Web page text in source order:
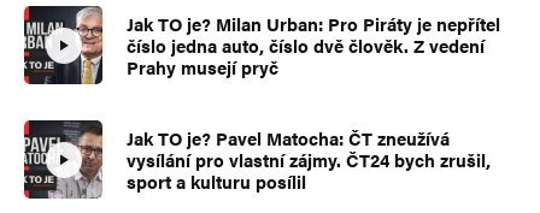
Jak TO je? Milan Urban: Pro Piráty je nepřítel
číslo jedna auto, číslo dvě člověk. Z vedení
Prahy musejí pryč
Jak TO je? Pavel Matocha: ČT zneužívá
vysílání pro vlastní zájmy. ČT24 bych zrušil,
sport a kulturu posílil